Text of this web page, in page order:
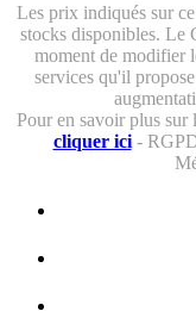
Les prix indiqués sur
stocks disponibles. Le
moment de modifier
services qu'il
Pour en savoir plus sur
cliquer ici-